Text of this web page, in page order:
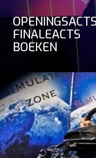
FINALEACTS
BOEKEN